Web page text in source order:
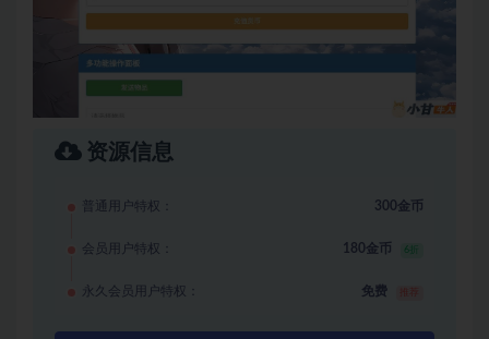
资源信息
普通用户特权： 300金币
会员用户特权： 180金币 6折
永久会员用户特权： 免费